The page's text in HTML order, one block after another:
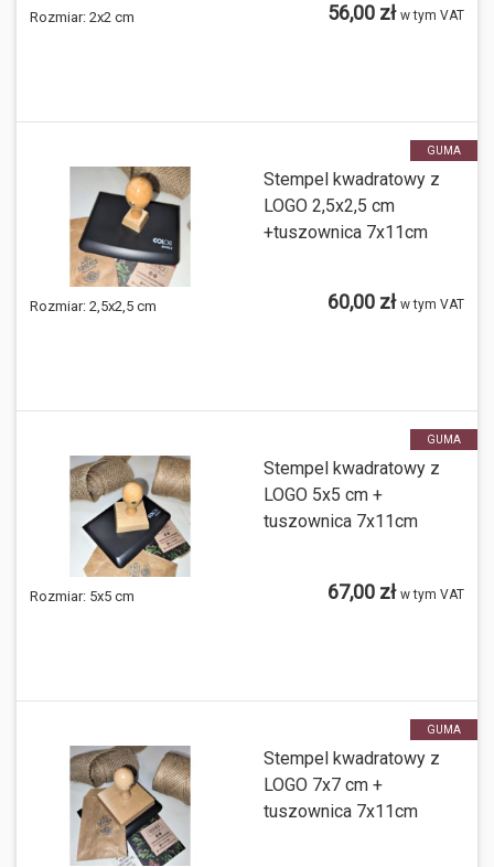
Rozmiar: 2x2 cm 56,00 zł w tym VAT
GUMA
Stempel kwadratowy z
LOGO 2,5x2,5 cm
+tuszownica 7x11cm
Rozmiar: 2,5x2,5 cm 60,00 zł w tym VAT
GUMA
Stempel kwadratowy z
LOGO 5x5 cm +
tuszownica 7x11cm
Rozmiar: 5x5 cm 67,00 zł w tym VAT
GUMA
Stempel kwadratowy z
LOGO 7x7 cm +
tuszownica 7x11cm